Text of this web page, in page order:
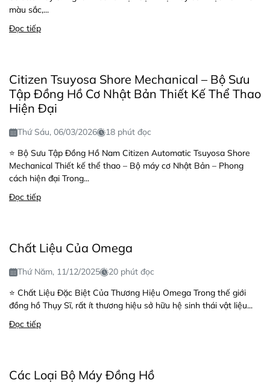
màu sắc,...
Đọc tiếp
Citizen Tsuyosa Shore Mechanical – Bộ Sưu
Tập Đồng Hồ Cơ Nhật Bản Thiết Kế Thể Thao
Hiện Đại
Thứ Sáu, 06/03/2026
18 phút đọc
⭐ Bộ Sưu Tập Đồng Hồ Nam Citizen Automatic Tsuyosa Shore
Mechanical Thiết kế thể thao – Bộ máy cơ Nhật Bản – Phong
cách hiện đại Trong...
Đọc tiếp
Chất Liệu Của Omega
Thứ Năm, 11/12/2025
20 phút đọc
⭐ Chất Liệu Đặc Biệt Của Thương Hiệu Omega Trong thế giới
đồng hồ Thụy Sĩ, rất ít thương hiệu sở hữu hệ sinh thái vật liệu...
Đọc tiếp
Các Loại Bộ Máy Đồng Hồ